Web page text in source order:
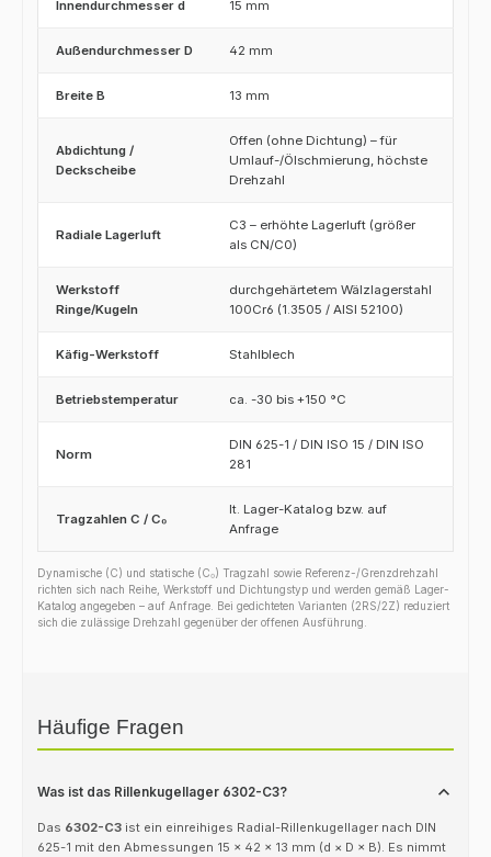
Innendurchmesser d 15 mm
Außendurchmesser D 42 mm
Breite B 13 mm
Abdichtung /
Deckscheibe
Offen (ohne Dichtung) – für
Umlauf-/Ölschmierung, höchste
Drehzahl
Radiale Lagerluft
C3 – erhöhte Lagerluft (größer
als CN/C0)
Werkstoff
Ringe/Kugeln
durchgehärtetem Wälzlagerstahl
100Cr6 (1.3505 / AISI 52100)
Käfig-Werkstoff Stahlblech
Betriebstemperatur ca. -30 bis +150 °C
Norm
DIN 625-1 / DIN ISO 15 / DIN ISO
281
Tragzahlen C / C₀
lt. Lager-Katalog bzw. auf
Anfrage
Dynamische (C) und statische (C₀) Tragzahl sowie Referenz-/Grenzdrehzahl
richten sich nach Reihe, Werkstoff und Dichtungstyp und werden gemäß Lager-
Katalog angegeben – auf Anfrage. Bei gedichteten Varianten (2RS/2Z) reduziert
sich die zulässige Drehzahl gegenüber der offenen Ausführung.
Häufige Fragen
Was ist das Rillenkugellager 6302-C3?
Das 6302-C3ist ein einreihiges Radial-Rillenkugellager nach DIN
625-1 mit den Abmessungen 15 × 42 × 13 mm (d × D × B). Es nimmt